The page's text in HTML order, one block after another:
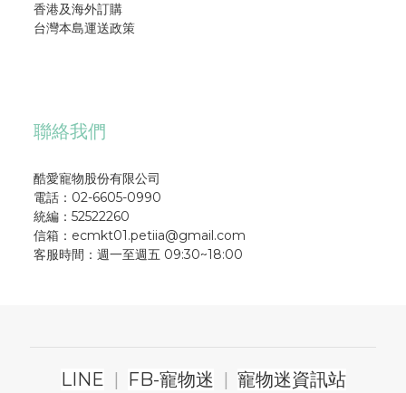
香港及海外訂購
台灣本島運送政策
聯絡我們
酷愛寵物股份有限公司
電話：02-6605-0990
統編：52522260
信箱：ecmkt01.petiia@gmail.com
客服時間：週一至週五 09:30~18:00
LINE | FB-寵物迷 | 寵物迷資訊站